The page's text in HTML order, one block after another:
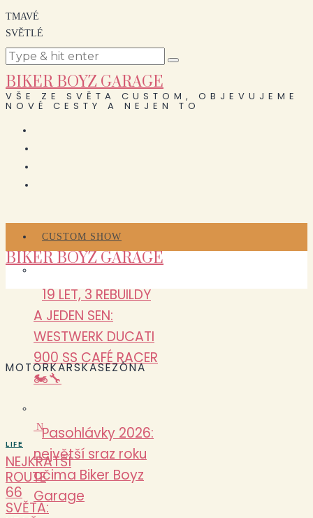
TMAVÉ
SVĚTLÉ
BIKER BOYZ GARAGE
VŠE ZE SVĚTA CUSTOM, OBJEVUJEME
NOVÉ CESTY A NEJEN TO
CUSTOM SHOW
19 LET, 3 REBUILDY
A JEDEN SEN:
WESTWERK DUCATI
900 SS CAFÉ RACER
🏍️🔧
Pasohlávky 2026:
největší sraz roku
očima Biker Boyz
Garage
BIKER BOYZ GARAGE
MOTORKARSKASEZÓNA
N
LIFE
NEJKRATŠÍ
ROUTE
66
SVĚTA: